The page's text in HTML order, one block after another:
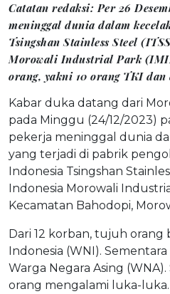
Catatan redaksi: Per 26
meninggal dunia dalam
Tsingshan Stainless Steel
Morowali Industrial Park
orang, yakni 10 orang TKI
Kabar duka datang dari
pada Minggu (24/12/2023)
pekerja meninggal dunia
yang terjadi di pabrik
Indonesia Tsingshan
Indonesia Morowali
Kecamatan Bahodopi,
Dari 12 korban, tujuh orang
Indonesia (WNI).
Warga Negara Asing
orang mengalami luka-